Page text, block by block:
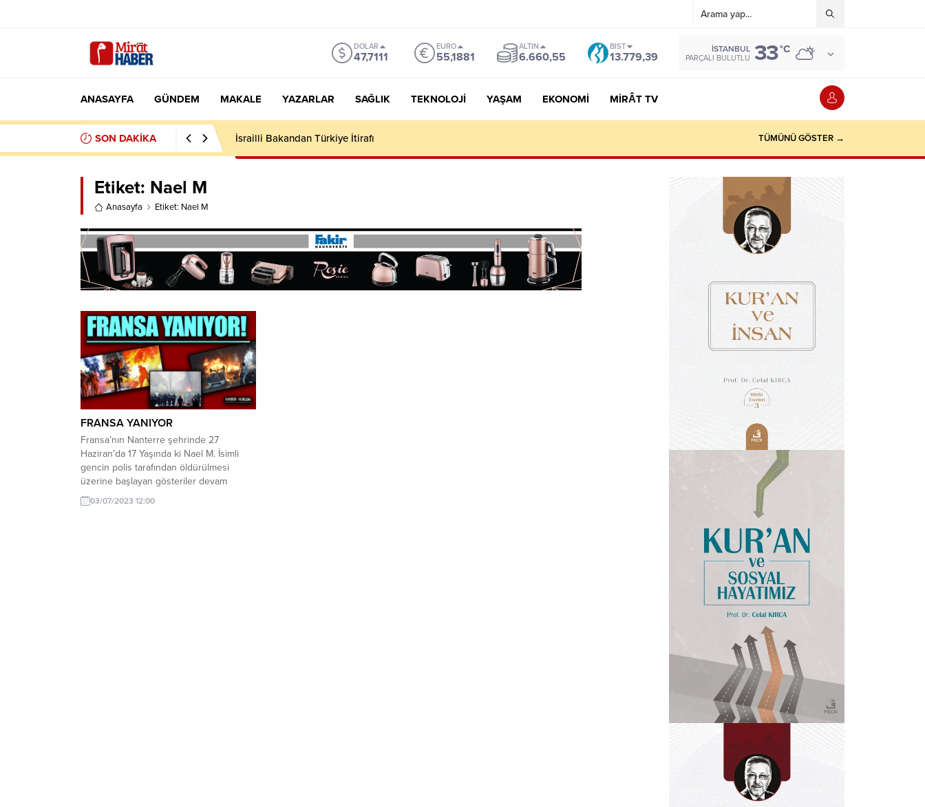
DOLAR
47,7111
EURO
55,1881
ALTIN
6.660,55
BIST
13.779,39
İSTANBUL
PARÇALI BULUTLU 33°C
ANASAYFA GÜNDEM MAKALE YAZARLAR SAĞLIK TEKNOLOJI YAŞAM EKONOMI MIRÂT TV
SON DAKİKA İsrailli Bakandan Türkiye İtirafı TÜMÜNÜ GÖSTER →
Etiket: Nael M
Anasayfa Etiket: Nael M
FRANSA YANIYOR
Fransa’nın Nanterre şehrinde 27
Haziran’da 17 Yaşında ki Nael M. İsimli
gencin polis tarafından öldürülmesi
üzerine başlayan gösteriler devam
ediyor. Cezayirli Nael M. İsimli gencin
öldürülmesi üzerine tepki gösteren
03/07/2023 12:00